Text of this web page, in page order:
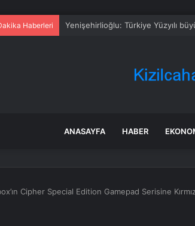
Haberleri Yenişehirlioğlu: Türkiye Yüzyılı
ANASAYFA HABER
Cipher Special Edition Gamepad Serisine